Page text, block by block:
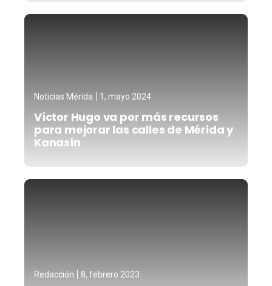
Noticias Mérida 1, mayo 2024
Víctor Hugo va por más recursos
para mejorar las calles de Mérida y
Kanasín
Redacción 8, febrero 2023